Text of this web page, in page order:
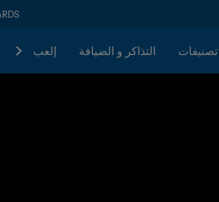
تصنيفات التذاكر و الضيافة إلعب